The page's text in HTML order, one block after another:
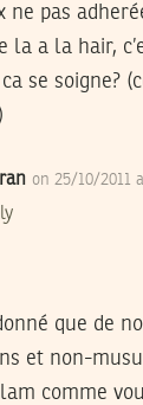
ne pas
la a la hair,
se soigne?
on 25/10/2011
que de
et non-
comme